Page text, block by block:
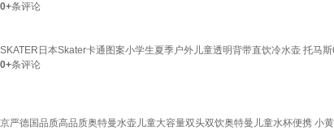
0+条评论
SKATER日本Skater卡通图案小学生夏季户外儿童透明背带直饮冷水壶 托马
0+条评论
京严德国品质高品质奥特曼水壶儿童大容量双头双饮奥特曼儿童水杯便携 小